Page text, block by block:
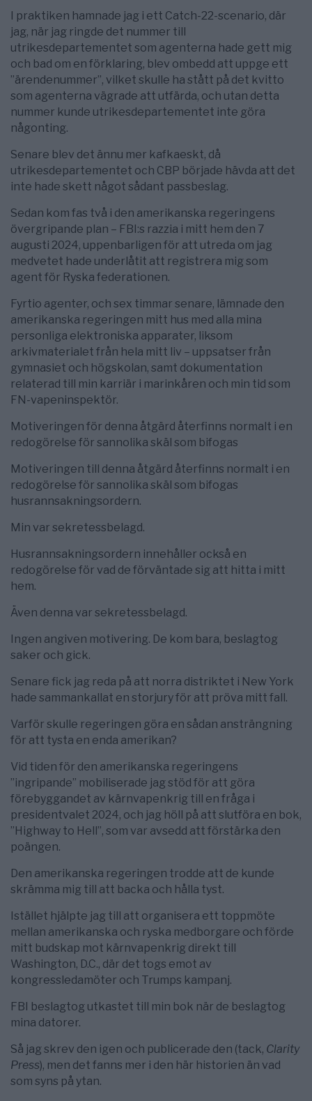
I praktiken hamnade jag i ett Catch-22-scenario, där
jag, när jag ringde det nummer till
utrikesdepartementet som agenterna hade gett mig
och bad om en förklaring, blev ombedd att uppge ett
”ärendenummer”, vilket skulle ha stått på det kvitto
som agenterna vägrade att utfärda, och utan detta
nummer kunde utrikesdepartementet inte göra
någonting.
Senare blev det ännu mer kafkaeskt, då
utrikesdepartementet och CBP började hävda att det
inte hade skett något sådant passbeslag.
Sedan kom fas två i den amerikanska regeringens
övergripande plan – FBI:s razzia i mitt hem den 7
augusti 2024, uppenbarligen för att utreda om jag
medvetet hade underlåtit att registrera mig som
agent för Ryska federationen.
Fyrtio agenter, och sex timmar senare, lämnade den
amerikanska regeringen mitt hus med alla mina
personliga elektroniska apparater, liksom
arkivmaterialet från hela mitt liv – uppsatser från
gymnasiet och högskolan, samt dokumentation
relaterad till min karriär i marinkåren och min tid som
FN-vapeninspektör.
Motiveringen för denna åtgärd återfinns normalt i en
redogörelse för sannolika skäl som bifogas
Motiveringen till denna åtgärd återfinns normalt i en
redogörelse för sannolika skäl som bifogas
husrannsakningsordern.
Min var sekretessbelagd.
Husrannsakningsordern innehåller också en
redogörelse för vad de förväntade sig att hitta i mitt
hem.
Även denna var sekretessbelagd.
Ingen angiven motivering. De kom bara, beslagtog
saker och gick.
Senare fick jag reda på att norra distriktet i New York
hade sammankallat en storjury för att pröva mitt fall.
Varför skulle regeringen göra en sådan ansträngning
för att tysta en enda amerikan?
Vid tiden för den amerikanska regeringens
”ingripande” mobiliserade jag stöd för att göra
förebyggandet av kärnvapenkrig till en fråga i
presidentvalet 2024, och jag höll på att slutföra en bok,
”Highway to Hell”, som var avsedd att förstärka den
poängen.
Den amerikanska regeringen trodde att de kunde
skrämma mig till att backa och hålla tyst.
Istället hjälpte jag till att organisera ett toppmöte
mellan amerikanska och ryska medborgare och förde
mitt budskap mot kärnvapenkrig direkt till
Washington, D.C., där det togs emot av
kongressledamöter och Trumps kampanj.
FBI beslagtog utkastet till min bok när de beslagtog
mina datorer.
Så jag skrev den igen och publicerade den (tack, Clarity
Press), men det fanns mer i den här historien än vad
som syns på ytan.